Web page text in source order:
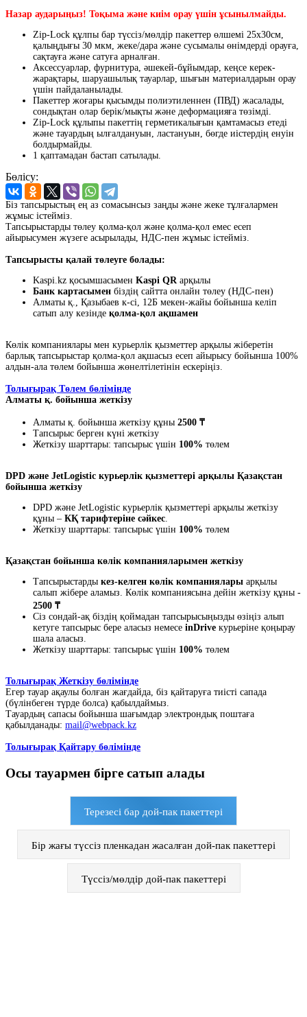
Назар аударыңыз! Тоқыма және киім орау үшін ұсынылмайды.
Zip-Lock құлпы бар түссіз/мөлдір пакеттер өлшемі 25х30см,
қалыңдығы 30 мкм, жеке/дара және сусымалы өнімдерді орауға,
сақтауға және сатуға арналған.
Аксессуарлар, фурнитура, әшекей-бұйымдар, кеңсе керек-
жарақтары, шаруашылық тауарлар, шығын материалдарын орау
үшін пайдаланылады.
Пакеттер жоғары қысымды полиэтиленнен (ПВД) жасалады,
сондықтан олар берік/мықты және деформацияға төзімді.
Zip-Lock құлыпы пакеттің герметикалығын қамтамасыз етеді
және тауардың ылғалдануын, ластануын, бөгде иістердің енуін
болдырмайды.
1 қаптамадан бастап сатылады.
Бөлісу:
Біз тапсырыстың ең аз сомасынсыз заңды және жеке тұлғалармен
жұмыс істейміз.
Тапсырыстарды төлеу қолма-қол және қолма-қол емес есеп
айырысумен жүзеге асырылады, НДС-пен жұмыс істейміз.
Тапсырысты қалай төлеуге болады:
Kaspi.kz қосымшасымен Kaspi QRарқылы
Банк картасымен біздің сайтта онлайн төлеу (НДС-пен)
Алматы қ., Қазыбаев к-сі, 12Б мекен-жайы бойынша келіп
сатып алу кезінде қолма-қол ақшамен
Көлік компаниялары мен курьерлік қызметтер арқылы жіберетін
барлық тапсырыстар қолма-қол ақшасыз есеп айырысу бойынша 100%
алдын-ала төлем бойынша жөнелтілетінін ескеріңіз.
Толығырақ Төлем бөлімінде
Алматы қ. бойынша жеткізу
Алматы қ. бойынша жеткізу құны 2500 ₸
Тапсырыс берген күні жеткізу
Жеткізу шарттары: тапсырыс үшін 100% төлем
DPD және JetLogistic курьерлік қызметтері арқылы Қазақстан
бойынша жеткізу
DPD және JetLogistic курьерлік қызметтері арқылы жеткізу
құны – КҚ тарифтеріне сәйкес.
Жеткізу шарттары: тапсырыс үшін 100% төлем
Қазақстан бойынша көлік компанияларымен жеткізу
Тапсырыстарды кез-келген көлік компаниялары арқылы
салып жібере аламыз. Көлік компаниясына дейін жеткізу құны -
2500 ₸
Сіз сондай-ақ біздің қоймадан тапсырысыңызды өзіңіз алып
кетуге тапсырыс бере аласыз немесе inDrive курьеріне қоңырау
шала аласыз.
Жеткізу шарттары: тапсырыс үшін 100% төлем
Толығырақ Жеткізу бөлімінде
Егер тауар ақаулы болған жағдайда, біз қайтаруға тиісті сапада
(бүлінбеген түрде болса) қабылдаймыз.
Тауардың сапасы бойынша шағымдар электрондық поштаға
қабылданады: mail@webpack.kz
Толығырақ Қайтару бөлімінде
Осы тауармен бірге сатып алады
Терезесі бар дой-пак пакеттері
Бір жағы түссіз пленкадан жасалған дой-пак пакеттері
Түссіз/мөлдір дой-пак пакеттері